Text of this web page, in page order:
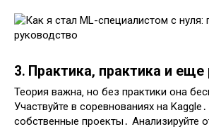
3․ Практика‚ практика и
Теория важна‚ но без практики она
Участвуйте в соревнованиях на
собственные проекты․ Анализируйте